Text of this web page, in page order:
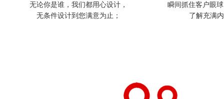
无论你是谁，我们都用心设计，
瞬间抓住客户眼